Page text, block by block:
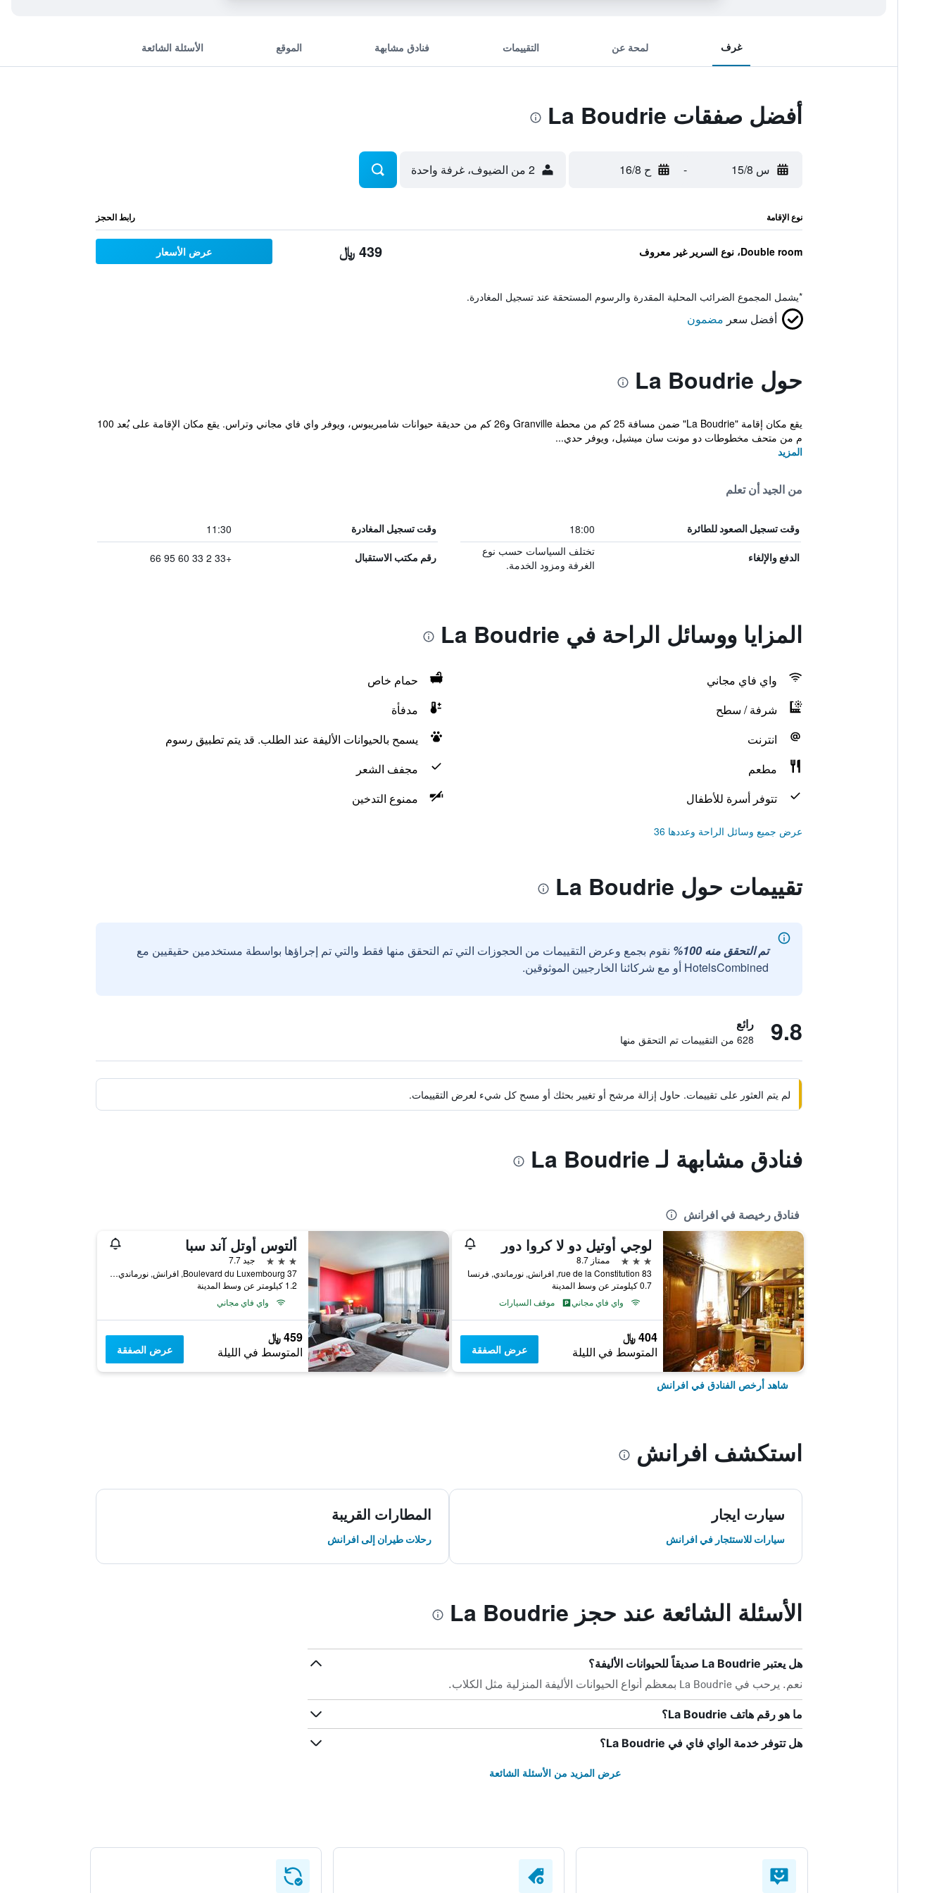
غرف لمحة عن التقييمات فنادق مشابهة الموقع الأسئلة الشائعة
أفضل صفقات La Boudrie
س 15/8 - ح 16/8 2 من الضيوف، غرفة واحدة
نوع الإقامة رابط الحجز
Double room، نوع السرير غير معروف 439 ﷼ عرض الأسعار
*يشمل المجموع الضرائب المحلية المقدرة والرسوم المستحقة عند تسجيل المغادرة.
أفضل سعر مضمون
حول La Boudrie
يقع مكان إقامة "La Boudrie" ضمن مسافة 25 كم من محطة Granville و26 كم من حديقة حيوانات شامبريبوس، ويوفر واي فاي مجاني وتراس. يقع مكان الإقامة على بُعد 100
م من متحف مخطوطات دو مونت سان ميشيل، ويوفر حدي...
المزيد
من الجيد أن تعلم
وقت تسجيل الصعود للطائرة 18:00 وقت تسجيل المغادرة 11:30
الدفع والإلغاء
تختلف السياسات حسب نوع
الغرفة ومزود الخدمة.
رقم مكتب الاستقبال +33 2 33 60 95 66
المزايا ووسائل الراحة في La Boudrie
واي فاي مجاني
حمام خاص
شرفة / سطح
مدفأة
انترنت
يسمح بالحيوانات الأليفة عند الطلب. قد يتم تطبيق رسوم
مطعم
مجفف الشعر
تتوفر أسرة للأطفال
ممنوع التدخين
عرض جميع وسائل الراحة وعددها 36
تقييمات حول La Boudrie
تم التحقق منه 100%
نقوم بجمع وعرض التقييمات من الحجوزات التي تم التحقق منها فقط والتي تم إجراؤها بواسطة مستخدمين حقيقيين مع
HotelsCombined أو مع شركائنا الخارجيين الموثوقين.
9.8 رائع
628 من التقييمات تم التحقق منها
لم يتم العثور على تقييمات. حاول إزالة مرشح أو تغيير بحثك أو مسح كل شيء لعرض التقييمات.
فنادق مشابهة لـ La Boudrie
فنادق رخيصة في افرانش
لوجي أوتيل دو لا كروا دور
3 نجوم
ممتاز 8.7
83 rue de la Constitution, افرانش, نورماندي, فرنسا
0.7 كيلومتر عن وسط المدينة
واي فاي مجاني
موقف السيارات
404 ﷼
المتوسط في الليلة عرض الصفقة
ألتوس أوتل آند سبا
3 نجوم
جيد 7.7
37 Boulevard du Luxembourg, افرانش, نورماندي, فرنسا
1.2 كيلومتر عن وسط المدينة
واي فاي مجاني
459 ﷼
المتوسط في الليلة عرض الصفقة
شاهد أرخص الفنادق في افرانش
استكشف افرانش
سيارت ايجار
سيارات للاستئجار في افرانش
المطارات القريبة
رحلات طيران إلى افرانش
الأسئلة الشائعة عند حجز La Boudrie
هل يعتبر La Boudrie صديقاً للحيوانات الأليفة؟
نعم. يرحب في La Boudrie بمعظم أنواع الحيوانات الأليفة المنزلية مثل الكلاب.
ما هو رقم هاتف La Boudrie؟
هل تتوفر خدمة الواي فاي في La Boudrie؟
عرض المزيد من الأسئلة الشائعة